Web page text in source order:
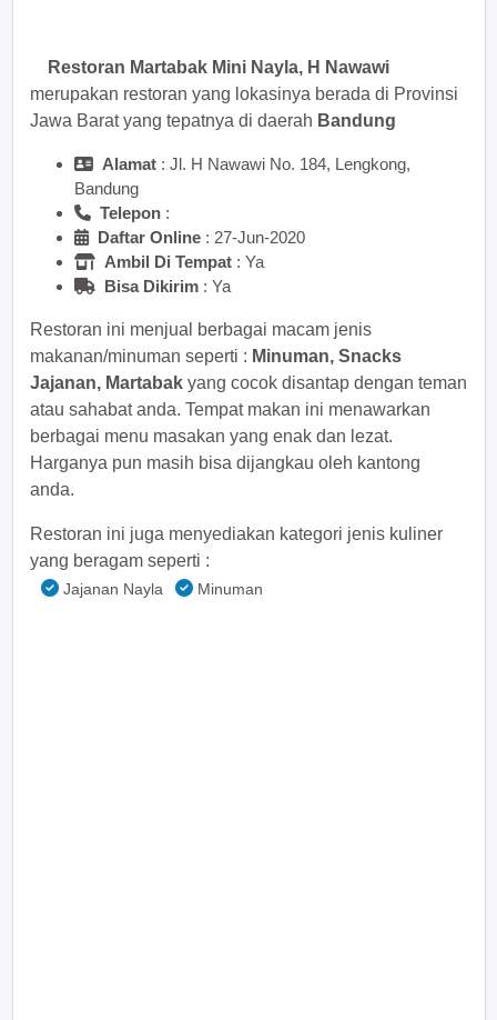
Restoran Martabak Mini Nayla, H Nawawi
merupakan restoran yang lokasinya berada di Provinsi
Jawa Barat yang tepatnya di daerah Bandung
Alamat : Jl. H Nawawi No. 184, Lengkong,
Bandung
Telepon :
Daftar Online : 27-Jun-2020
Ambil Di Tempat : Ya
Bisa Dikirim : Ya
Restoran ini menjual berbagai macam jenis
makanan/minuman seperti : Minuman, Snacks
Jajanan, Martabak yang cocok disantap dengan teman
atau sahabat anda. Tempat makan ini menawarkan
berbagai menu masakan yang enak dan lezat.
Harganya pun masih bisa dijangkau oleh kantong
anda.
Restoran ini juga menyediakan kategori jenis kuliner
yang beragam seperti :
Jajanan Nayla Minuman